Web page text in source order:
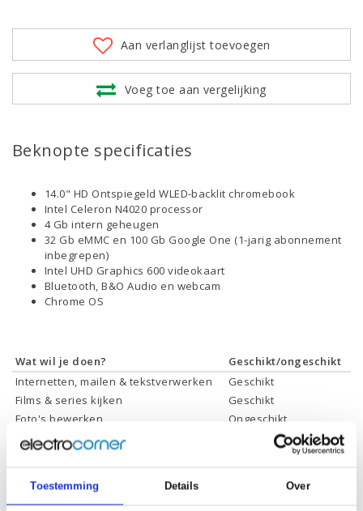
Toestemming Details Over
Aan verlanglijst toevoegen
Voeg toe aan vergelijking
Beknopte specificaties
14.0" HD Ontspiegeld WLED-backlit chromebook
Intel Celeron N4020 processor
4 Gb intern geheugen
32 Gb eMMC en 100 Gb Google One (1-jarig abonnement
inbegrepen)
Intel UHD Graphics 600 videokaart
Bluetooth, B&O Audio en webcam
Chrome OS
Wat wil je doen?
Geschikt/ongeschikt
Internetten, mailen & tekstverwerken
Geschikt
Films & series kijken
Geschikt
Foto's bewerken
Ongeschikt
Video's bewerken
Ongeschikt